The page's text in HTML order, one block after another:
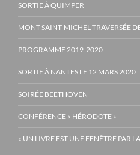
SORTIE À QUIMPER
MONT SAINT-MICHEL TRAVERSÉE
PROGRAMME 2019-2020
SORTIE À NANTES LE 12 MARS 2020
SOIRÉE BEETHOVEN
CONFÉRENCE « HÉRODOTE »
« UN LIVRE EST UNE FENÊTRE PAR